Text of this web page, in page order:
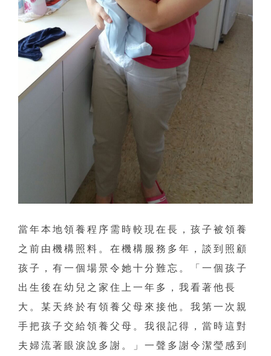
當年本地領養程序需時較現在長，孩子被領養
之前由機構照料。在機構服務多年，談到照顧
孩子，有一個場景令她十分難忘。「一個孩子
出生後在幼兒之家住上一年多，我看著他長
大。某天終於有領養父母來接他。我第一次親
手把孩子交給領養父母。我很記得，當時這對
夫婦流著眼淚說多謝。」一聲多謝令潔瑩感到